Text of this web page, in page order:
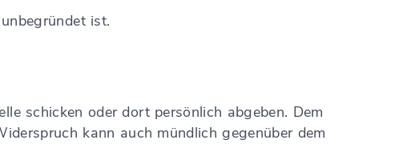
ist.
schicken oder dort persönlich abgeben. Dem
kann auch mündlich gegenüber dem